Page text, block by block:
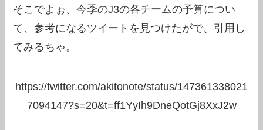
そこでよぉ、今季のJ3の各チームの予算につい
て、参考になるツイートを見つけたがで、引用し
てみるちゃ。
https://twitter.com/akitonote/status/147361338021
7094147?s=20&t=ff1YyIh9DneQotGj8XxJ2w